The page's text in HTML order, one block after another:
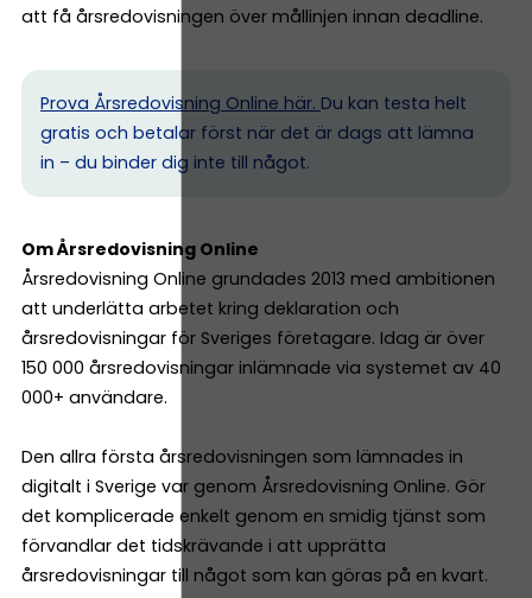
att få årsredovisningen över mållinjen innan deadline.
Prova Årsredovisning Online här. Du kan testa helt
gratis och betalar först när det är dags att lämna
in – du binder dig inte till något.
Om Årsredovisning Online
Årsredovisning Online grundades 2013 med ambitionen
att underlätta arbetet kring deklaration och
årsredovisningar för Sveriges företagare. Idag är över
150 000 årsredovisningar inlämnade via systemet av 40
000+ användare.
Den allra första årsredovisningen som lämnades in
digitalt i Sverige var genom Årsredovisning Online. Gör
det komplicerade enkelt genom en smidig tjänst som
förvandlar det tidskrävande i att upprätta
årsredovisningar till något som kan göras på en kvart.